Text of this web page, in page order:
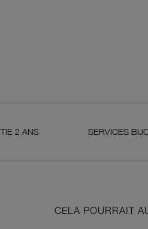
SERVICES BIJOUTIERS ET
CELA POURRAIT